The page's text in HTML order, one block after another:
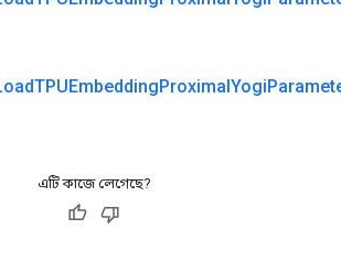
TPUEmbeddingProximalYogi
এটি কাজে লেগেছে?